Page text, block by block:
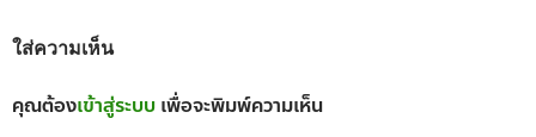
ใส่ความเห็น
คุณต้องเข้าสู่ระบบ เพื่อจะพิมพ์ความเห็น